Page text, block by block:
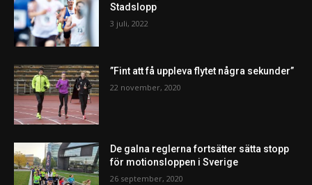
Stadslopp
3 juli, 2022
”Fint att få uppleva flytet några sekunder”
22 november, 2020
De galna reglerna fortsätter sätta stopp
för motionsloppen i Sverige
26 september, 2020